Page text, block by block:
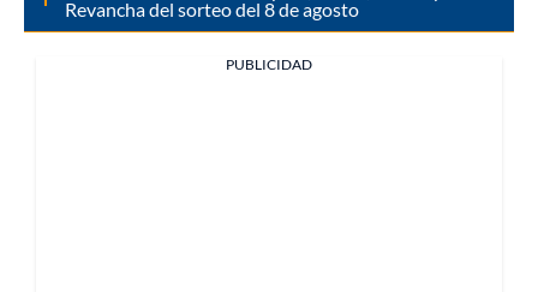
Revancha del sorteo del 8 de agosto
PUBLICIDAD